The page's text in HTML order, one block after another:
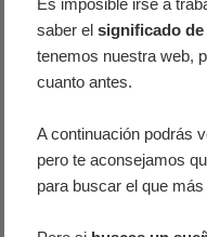
Es imposible irse a
saber elsignificado
tenemos nuestra web,
cuanto antes.
A continuación podrás
pero te aconsejamos
para buscar el que más